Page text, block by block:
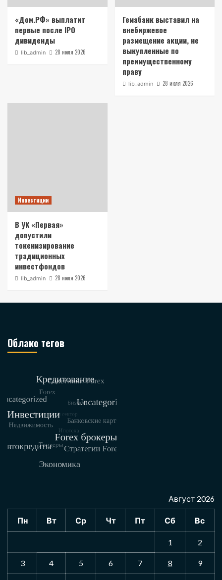
«Дом.РФ» выплатит
первые после IPO
дивиденды
lib_admin 28 июля 2026
Гемабанк выставил на
внебиржевое
размещение акции, не
выкупленные по
преимущественному
праву
lib_admin 28 июля 2026
Инвестиции
В УК «Первая»
допустили
токенизирование
традиционных
инвестфондов
lib_admin 28 июля 2026
Облако тегов
Август 2026
Пн Вт Ср Чт Пт Сб Вс
1 2
3 4 5 6 7 8 9